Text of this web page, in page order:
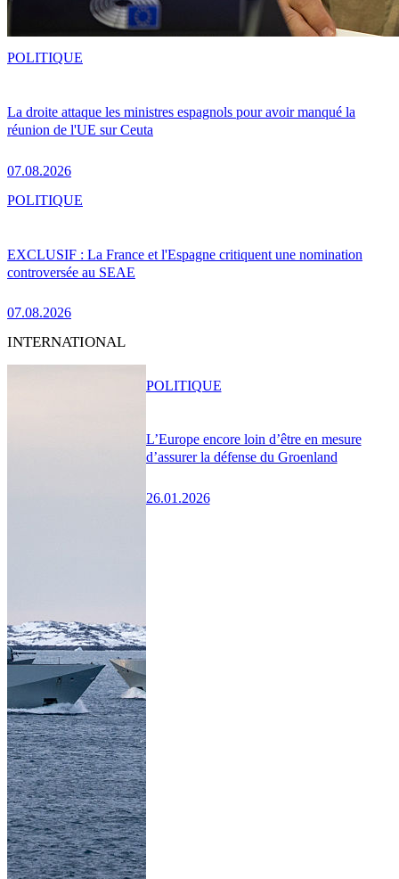
La droite attaque les ministres espagnols pour avoir manqué la
réunion de l'UE sur Ceuta
07.08.2026
POLITIQUE
EXCLUSIF : La France et l'Espagne critiquent une nomination
controversée au SEAE
07.08.2026
POLITIQUE
INTERNATIONAL
L’Europe encore loin d’être en mesure
d’assurer la défense du Groenland
26.01.2026
POLITIQUE